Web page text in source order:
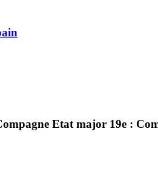
Etat major 19e :